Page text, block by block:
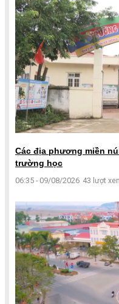
Các địa phương miền
trường học
06:35 - 09/08/2026 43 lượt